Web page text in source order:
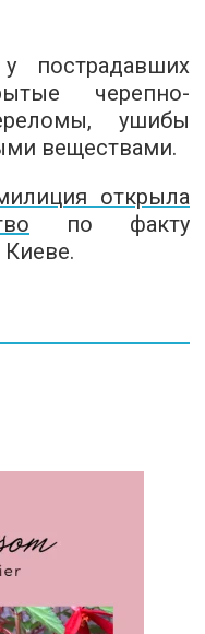
пострадавших
черепно-
ушибы
веществами.
открыла
по факту